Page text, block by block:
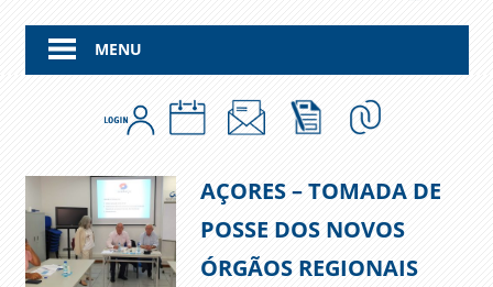
MENU
AÇORES – TOMADA DE
POSSE DOS NOVOS
ÓRGÃOS REGIONAIS